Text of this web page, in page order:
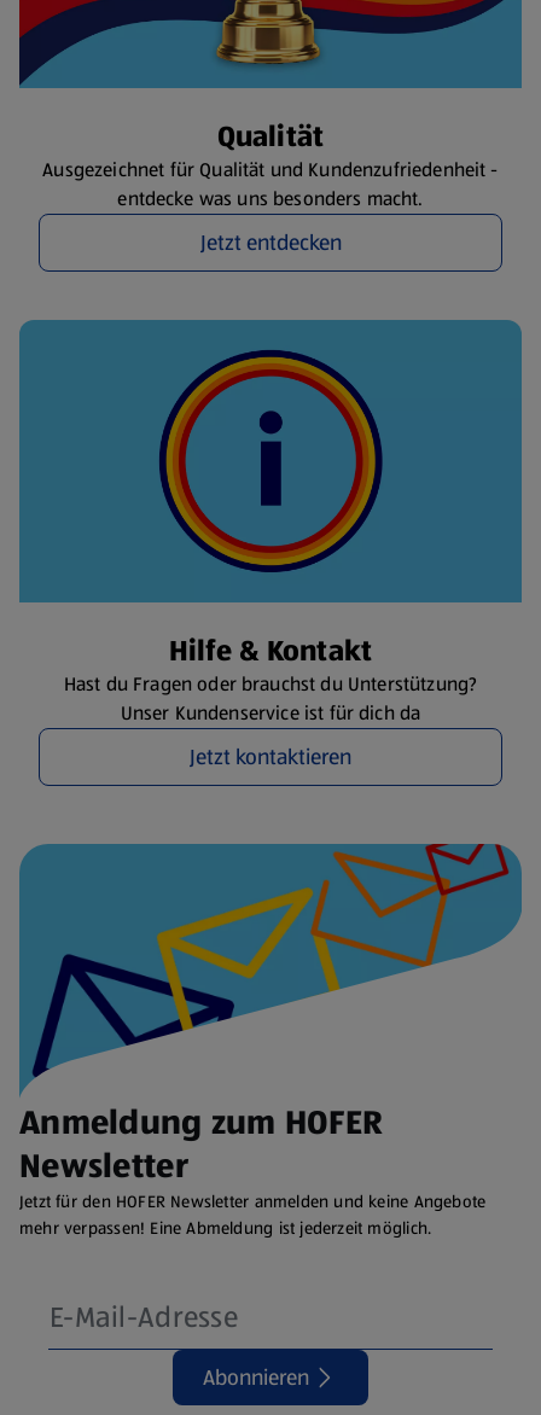
Qualität
Ausgezeichnet für Qualität und Kundenzufriedenheit -
entdecke was uns besonders macht.
Jetzt entdecken
Hilfe & Kontakt
Hast du Fragen oder brauchst du Unterstützung?
Unser Kundenservice ist für dich da
Jetzt kontaktieren
Anmeldung zum HOFER
Newsletter
Jetzt für den HOFER Newsletter anmelden und keine Angebote
mehr verpassen! Eine Abmeldung ist jederzeit möglich.
Abonnieren